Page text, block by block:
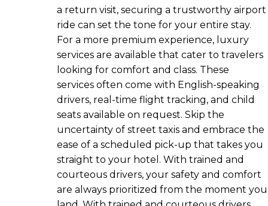
a return visit, securing a trustworthy airport
ride can set the tone for your entire stay.
For a more premium experience, luxury
services are available that cater to travelers
looking for comfort and class. These
services often come with English-speaking
drivers, real-time flight tracking, and child
seats available on request. Skip the
uncertainty of street taxis and embrace the
ease of a scheduled pick-up that takes you
straight to your hotel. With trained and
courteous drivers, your safety and comfort
are always prioritized from the moment you